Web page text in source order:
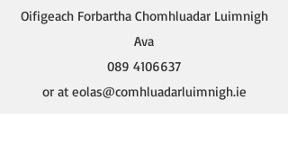
Oifigeach Forbartha Chomhluadar Luimnigh
Ava
089 4106637
or at eolas@comhluadarluimnigh.ie